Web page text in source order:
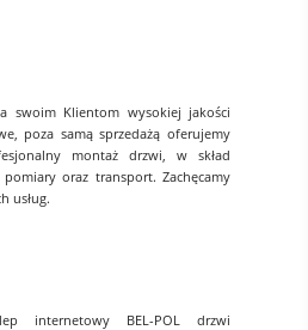
swoim Klientom wysokiej jakości
poza samą sprzedażą oferujemy
montaż drzwi, w skład
oraz transport. Zachęcamy
usług.
internetowy BEL-POL drzwi